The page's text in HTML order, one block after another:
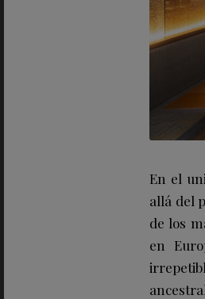
En el
allá del
de los
en